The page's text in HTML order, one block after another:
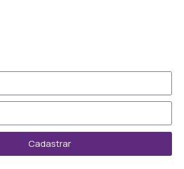
Cadastrar